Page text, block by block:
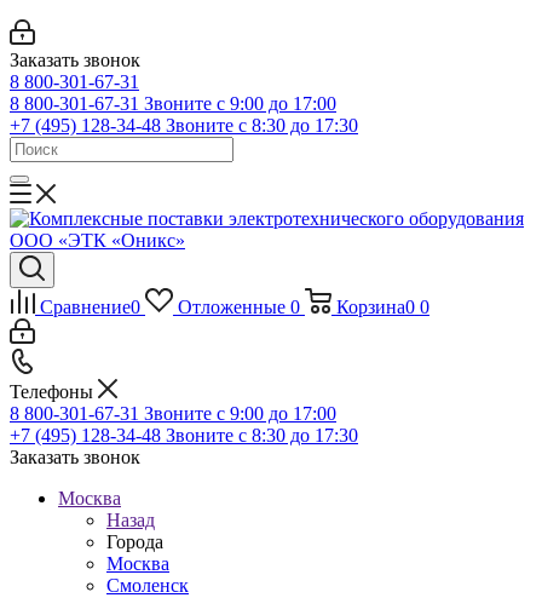
Заказать звонок
8 800-301-67-31
8 800-301-67-31 Звоните с 9:00 до 17:00
+7 (495) 128-34-48 Звоните с 8:30 до 17:30
Сравнение0 Отложенные 0 Корзина0 0
Телефоны
8 800-301-67-31 Звоните с 9:00 до 17:00
+7 (495) 128-34-48 Звоните с 8:30 до 17:30
Заказать звонок
Москва
Назад
Города
Москва
Смоленск